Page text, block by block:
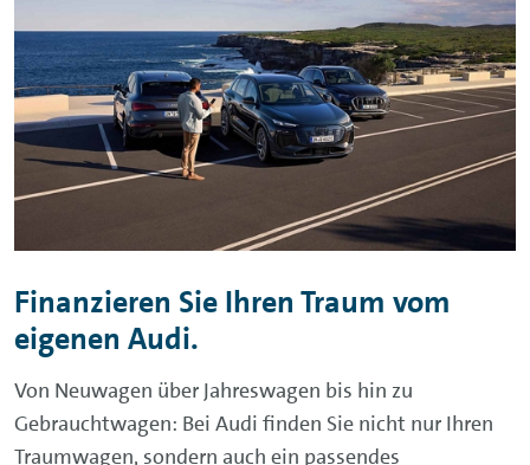
Finanzieren Sie Ihren Traum vom
eigenen Audi.
Von Neuwagen über Jahreswagen bis hin zu
Gebrauchtwagen: Bei Audi finden Sie nicht nur Ihren
Traumwagen, sondern auch ein passendes